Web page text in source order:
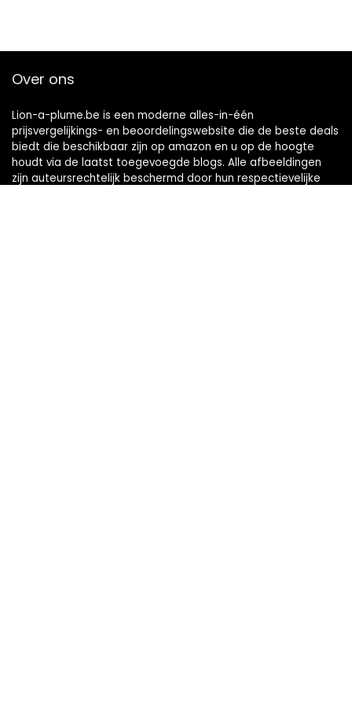
Over ons
Lion-a-plume.be is een moderne alles-in-één
prijsvergelijkings- en beoordelingswebsite die de beste deals
biedt die beschikbaar zijn op amazon en u op de hoogte
houdt via de laatst toegevoegde blogs. Alle afbeeldingen
zijn auteursrechtelijk beschermd door hun respectievelijke